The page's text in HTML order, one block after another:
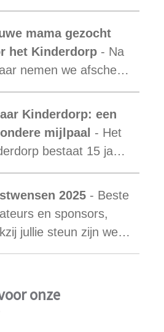
zien hoe essentieel
ondersteuning is,
de vraag blijft
mama gezocht
het Kinderdorp - Na
nemen we afscheid
Ester. We
de zoektocht naar
mama met een
hart voor onze
Kinderdorp: een
mijlpaal - Het
bestaat 15 jaar
uit tot een plek
honderden kinderen
stabiele toekomst
2025 - Beste
en sponsors,
jullie steun zijn we
het afgelopen jaar
onze